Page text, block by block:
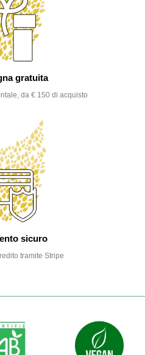
gratuita
da € 150 di acquisto
sicuro
tramite Stripe